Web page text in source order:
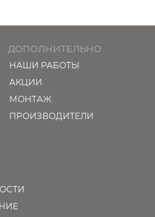
ДОПОЛНИТЕЛЬНО
НАШИ РАБОТЫ
АКЦИИ
МОНТАЖ
ПРОИЗВОДИТЕЛИ